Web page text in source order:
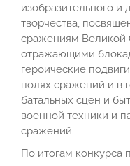
изобразительного и
творчества,
сражениям Великой
отражающими
героические
полях сражений и в
батальных сцен и
военной техники и
сражений.
По итогам конкурса